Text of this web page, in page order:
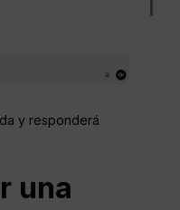
y responderá
una